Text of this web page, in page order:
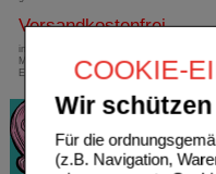
COOKIE-
Wir
Für die
(z.B. Navigation,
Versandkostenfrei
innerhalb Deutschlands bei einem
Mindestbestellwert von 13,99 Euro oder bei
Einsendung eines Kassenrezeptes